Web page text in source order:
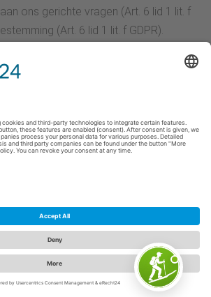
ons gerichte vragen (Art. 6 lid 1 lit. f
(Art. 6 lid 1 lit. f GDPR).
kan te allen tijde worden
stuurt via contactverzoeken blijven
vraagt deze te verwijderen, uw
intrekt of het doel voor
bewaartermijnen - blijven
WhatsApp
met onze klanten en andere derden